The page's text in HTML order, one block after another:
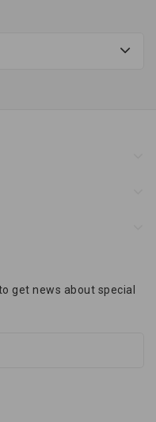
get news about special